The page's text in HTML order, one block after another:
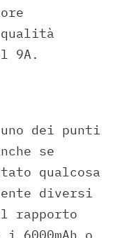
9A.
dei punti
se
qualcosa
diversi
rapporto